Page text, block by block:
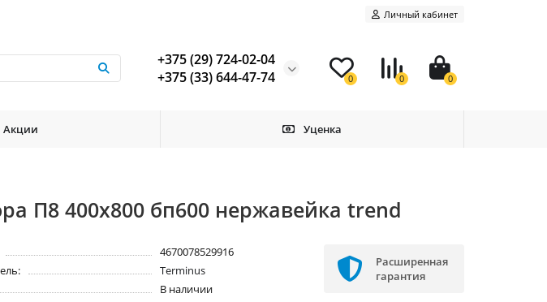
Личный кабинет
+375 (29) 724-02-04
+375 (33) 644-47-74
0 0 0
Акции Уценка
П8 400х800 бп600 нержавейка trend
4670078529916
Terminus
В наличии
Расширенная
гарантия